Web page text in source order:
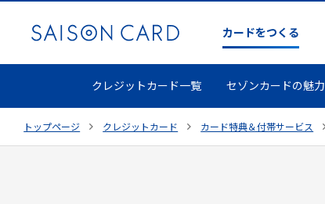
カードをつくる
クレジットカード一覧 セゾンカードの魅力
トップページ クレジットカード カード特典＆付帯サービス